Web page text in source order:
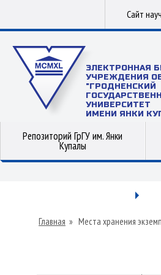
Сайт
ЭЛЕКТРОННАЯ
УЧРЕЖДЕНИЯ
"ГРОДНЕНСКИЙ
УНИВЕРСИТЕТ
ИМЕНИ ЯНКИ
Репозиторий ГрГУ им. Янки
Купалы
Главная » Места хранения